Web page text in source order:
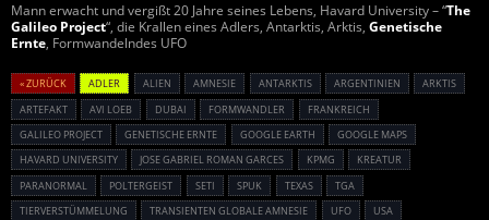
Mann erwacht und vergißt 20 Jahre seines Lebens, Havard University – “The
Galileo Project“, die Krallen eines Adlers, Antarktis, Arktis, Genetische
Ernte, Formwandelndes UFO
« ZURÜCK ADLER ALIEN AMNESIE ANTARKTIS ARGENTINIEN
ARKTIS
ARTEFAKT
AVI LOEB DUBAI FORMWANDLER
FRANKREICH
GALILEO PROJECT
GENETISCHE ERNTE GOOGLE EARTH
GOOGLE MAPS
HAVARD UNIVERSITY
JOSE GABRIEL ROMAN GARCES KPMG
KREATUR
PARANORMAL
POLTERGEIST SETI SPUK TEXAS
TGA
TIERVERSTÜMMELUNG
TRANSIENTEN GLOBALE AMNESIE UFO
USA